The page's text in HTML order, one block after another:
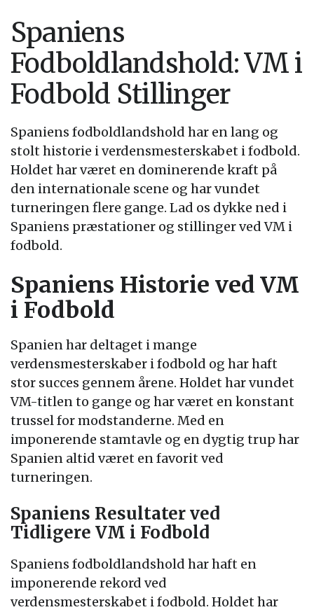
Spaniens
Fodboldlandshold: VM i
Fodbold Stillinger
Spaniens fodboldlandshold har en lang og
stolt historie i verdensmesterskabet i fodbold.
Holdet har været en dominerende kraft på
den internationale scene og har vundet
turneringen flere gange. Lad os dykke ned i
Spaniens præstationer og stillinger ved VM i
fodbold.
Spaniens Historie ved VM
i Fodbold
Spanien har deltaget i mange
verdensmesterskaber i fodbold og har haft
stor succes gennem årene. Holdet har vundet
VM-titlen to gange og har været en konstant
trussel for modstanderne. Med en
imponerende stamtavle og en dygtig trup har
Spanien altid været en favorit ved
turneringen.
Spaniens Resultater ved
Tidligere VM i Fodbold
Spaniens fodboldlandshold har haft en
imponerende rekord ved
verdensmesterskabet i fodbold. Holdet har